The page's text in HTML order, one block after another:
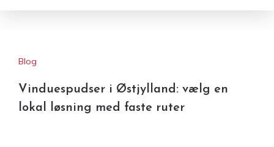
Blog
Vinduespudser i Østjylland: vælg en
lokal løsning med faste ruter